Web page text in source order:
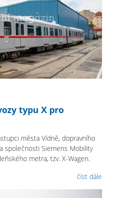
typu X pro
města Vídně, dopravního
společnosti Siemens Mobility
metra, tzv. X-Wagen.
číst dále